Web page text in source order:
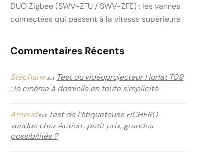
DUO Zigbee (SWV-ZFU / SWV-ZFE) : les vannes
connectées qui passent à la vitesse supérieure
Commentaires Récents
Stéphanesur Test du vidéoprojecteur Horlat T09
: le cinéma à domicile en toute simplicité
Arnoudsur Test de l’étiqueteuse FICHERO
vendue chez Action : petit prix, grandes
possibilités ?